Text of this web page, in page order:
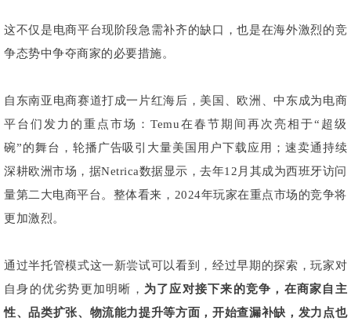
这不仅是电商平台现阶段急需补齐的缺口，也是在海外激烈的竞
争态势中争夺商家的必要措施。
自东南亚电商赛道打成一片红海后，美国、欧洲、中东成为电商
平台们发力的重点市场：Temu在春节期间再次亮相于“超级
碗”的舞台，轮播广告吸引大量美国用户下载应用；速卖通持续
深耕欧洲市场，据Netrica数据显示，去年12月其成为西班牙访问
量第二大电商平台。整体看来，2024年玩家在重点市场的竞争将
更加激烈。
通过半托管模式这一新尝试可以看到，经过早期的探索，玩家对
自身的优劣势更加明晰， 为了应对接下来的竞争，在商家自主
性、品类扩张、物流能力提升等方面，开始查漏补缺，发力点也